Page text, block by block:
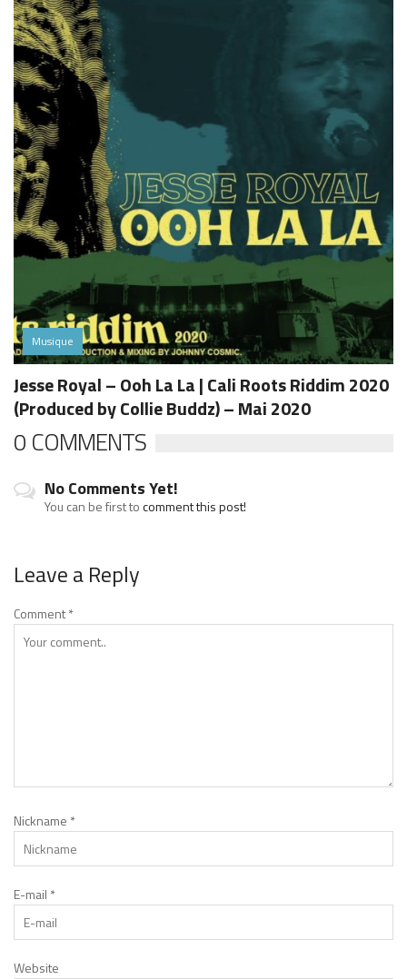
Musique
Jesse Royal – Ooh La La | Cali Roots Riddim 2020
(Produced by Collie Buddz) – Mai 2020
0 COMMENTS
No Comments Yet!
You can be first tocomment this post!
Leave a Reply
Comment*
Nickname *
E-mail *
Website